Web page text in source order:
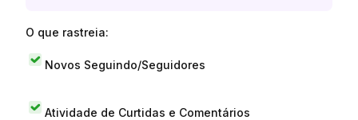
O que rastreia:
Novos Seguindo/Seguidores
Atividade de Curtidas e Comentários